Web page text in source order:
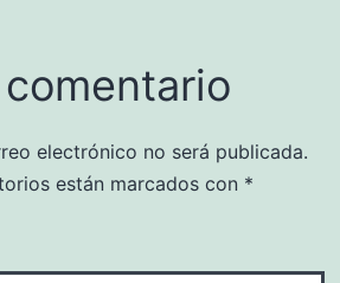
electrónico no será publicada.
están marcados con *